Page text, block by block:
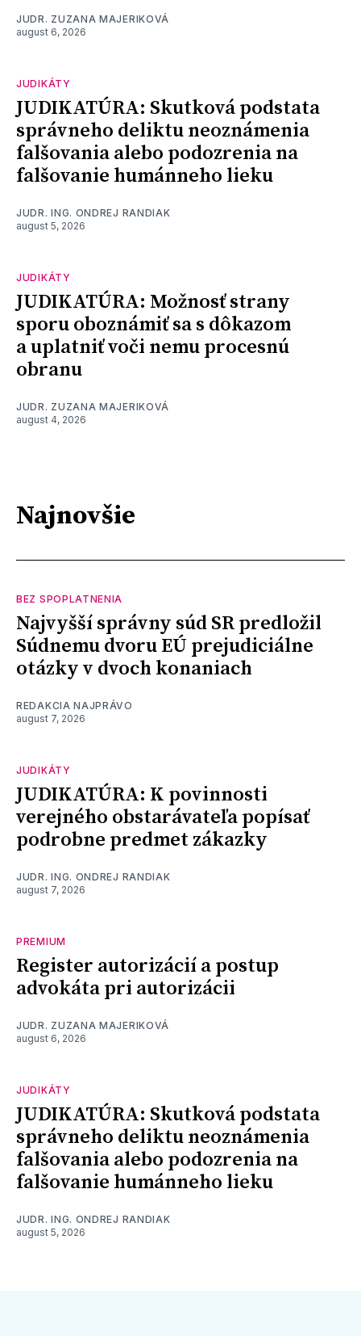
JUDR. ZUZANA MAJERIKOVÁ
august 6, 2026
JUDIKÁTY
JUDIKATÚRA: Skutková podstata
správneho deliktu neoznámenia
falšovania alebo podozrenia na
falšovanie humánneho lieku
JUDR. ING. ONDREJ RANDIAK
august 5, 2026
JUDIKÁTY
JUDIKATÚRA: Možnosť strany
sporu oboznámiť sa s dôkazom
a uplatniť voči nemu procesnú
obranu
JUDR. ZUZANA MAJERIKOVÁ
august 4, 2026
Najnovšie
BEZ SPOPLATNENIA
Najvyšší správny súd SR predložil
Súdnemu dvoru EÚ prejudiciálne
otázky v dvoch konaniach
REDAKCIA NAJPRÁVO
august 7, 2026
JUDIKÁTY
JUDIKATÚRA: K povinnosti
verejného obstarávateľa popísať
podrobne predmet zákazky
JUDR. ING. ONDREJ RANDIAK
august 7, 2026
PREMIUM
Register autorizácií a postup
advokáta pri autorizácii
JUDR. ZUZANA MAJERIKOVÁ
august 6, 2026
JUDIKÁTY
JUDIKATÚRA: Skutková podstata
správneho deliktu neoznámenia
falšovania alebo podozrenia na
falšovanie humánneho lieku
JUDR. ING. ONDREJ RANDIAK
august 5, 2026